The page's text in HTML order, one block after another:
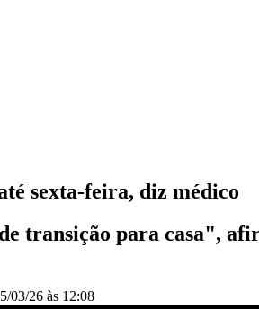
sexta-feira, diz médico
transição para casa",
03/26 às 12:08